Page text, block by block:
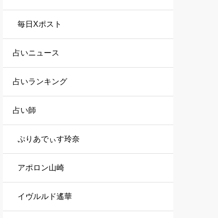
毎日Xポスト
占いニュース
占いランキング
占い師
ぷりあでぃす玲奈
アポロン山崎
イヴルルド遙華